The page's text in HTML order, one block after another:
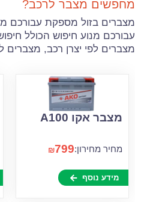
מחפשים מצבר לרכב?
מצברים בזול מספקת עבורכם
עבורכם מנוע חיפוש הכולל
מצברים לפי יצרן רכב, מצברים
מצבר אקו A100
מחיר מחירון: ₪799
מידע נוסף